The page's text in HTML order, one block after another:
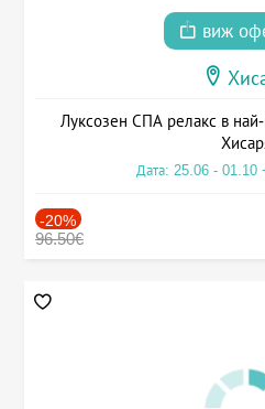
виж
Луксозен СПА релакс в
Дата: 25.06 - 01.10
-20%
96.50€